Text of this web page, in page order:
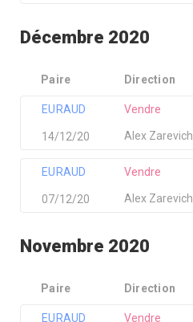
Décembre 2020
Paire Direction
EURAUD
Alex Zarevich
Vendre
14/12/20
EURAUD
Alex Zarevich
Vendre
07/12/20
Novembre 2020
Paire Direction
EURAUD Vendre